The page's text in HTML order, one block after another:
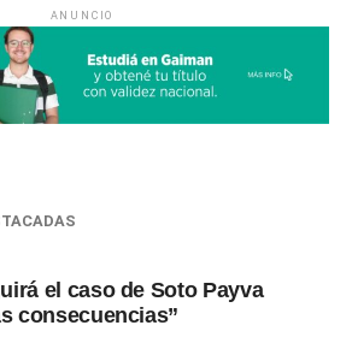
ANUNCIO
el caso de Soto Payva
consecuencias”